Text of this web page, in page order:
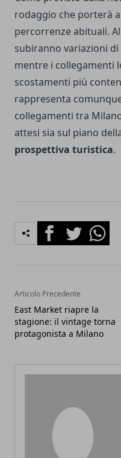
rodaggio che porterà
percorrenze abituali.
subiranno variazioni
mentre i collegamenti
scostamenti più
rappresenta
collegamenti tra
attesi sia sul piano
prospettiva turistica.
FacebookTwitter
Articolo Precedente
East Market riapre la
stagione: il vintage torna
protagonista a Milano